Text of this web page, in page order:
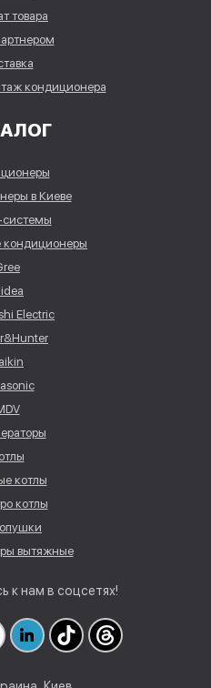
товара
кондиционера
в Киеве
системы
кондиционеры
Electric
котлы
котлы
вытяжные
к нам в соцсетях!